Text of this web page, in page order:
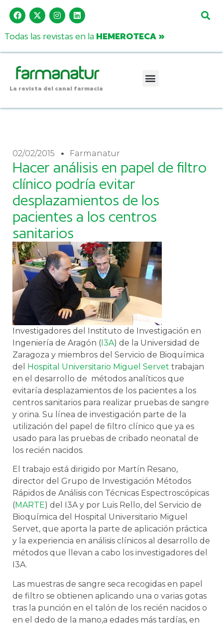
Todas las revistas en la HEMEROTECA »
La revista del canal farmacia
02/02/2015 Farmanatur
Hacer análisis en papel de filtro
clínico podría evitar
desplazamientos de los
pacientes a los centros
sanitarios
Investigadores del Instituto de Investigación en
Ingeniería de Aragón (I3A) de la Universidad de
Zaragoza y miembros del Servicio de Bioquímica
del Hospital Universitario Miguel Servet trabajan
en el desarrollo de métodos analíticos que
evitaría desplazamientos de los pacientes a los
centros sanitarios para realizar pruebas de sangre
y orina. Su línea de investigación parte de la
utilización del papel de filtro clínico que ya es
usado para las pruebas de cribado neonatal de
los recién nacidos.
El trabajo está dirigido por Martín Resano,
director del Grupo de Investigación Métodos
Rápidos de Análisis con Técnicas Espectroscópicas
(MARTE) del I3A y por Luis Rello, del Servicio de
Bioquímica del Hospital Universitario Miguel
Servet, que aporta la parte de aplicación práctica
y la experiencia en análisis clínicos al desarrollo de
métodos que llevan a cabo los investigadores del
I3A.
Las muestras de sangre seca recogidas en papel
de filtro se obtienen aplicando una o varias gotas
tras la punción en el talón de los recién nacidos o
en el dedo de la mano,a edades más tardías, en